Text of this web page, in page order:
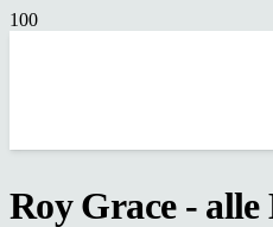
Roy Grace -